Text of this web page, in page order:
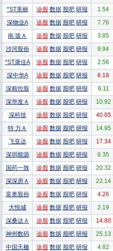
*ST美丽 诊股 数据 股吧 研报
1.54
深物业A 诊股 数据 股吧 研报
7.76
南 玻Ａ 诊股 数据 股吧 研报
3.85
沙河股份 诊股 数据 股吧 研报
9.94
*ST康佳A 诊股 数据 股吧 研报
2.56
深中华A 诊股 数据 股吧 研报
6.18
深粮控股 诊股 数据 股吧 研报
6.11
深华发Ａ 诊股 数据 股吧 研报
10.92
深科技 诊股 数据 股吧 研报
40.85
特 力Ａ 诊股 数据 股吧 研报
14.95
飞亚达 诊股 数据 股吧 研报
17.34
深圳能源 诊股 数据 股吧 研报
6.35
国药一致 诊股 数据 股吧 研报
20.32
深深房Ａ 诊股 数据 股吧 研报
22.14
富奥股份 诊股 数据 股吧 研报
4.26
大悦城 诊股 数据 股吧 研报
2.19
深桑达Ａ 诊股 数据 股吧 研报
14.80
神州数码 诊股 数据 股吧 研报
25.13
中国天楹 诊股 数据 股吧 研报
4.82